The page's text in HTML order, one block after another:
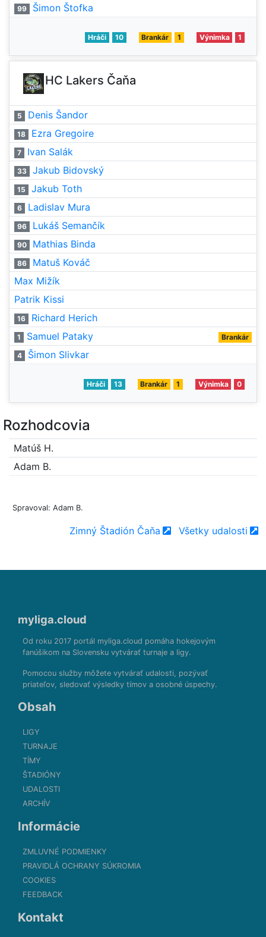
99 Šimon Štofka
Hráči 10 Brankár 1 Výnimka 1
HC Lakers Čaňa
5 Denis Šandor
18 Ezra Gregoire
7 Ivan Salák
33 Jakub Bidovský
15 Jakub Toth
6 Ladislav Mura
96 Lukáš Semančík
90 Mathias Binda
86
Matuš Kováč
Max Mižík
Patrik Kissi
16 Richard Herich
1 Samuel Pataky Brankár
4 Šimon Slivkar
Hráči 13 Brankár 1 Výnimka 0
Rozhodcovia
Matúš H.
Adam B.
Spravoval: Adam B.
Zimný Štadión Čaňa Všetky udalosti
myliga.cloud
Od roku 2017 portál myliga.cloud pomáha hokejovým
fanúšikom na Slovensku vytvárať turnaje a ligy.
Pomocou služby môžete vytvárať udalosti, pozývať
priateľov, sledovať výsledky tímov a osobné úspechy.
Obsah
LIGY
TURNAJE
TÍMY
ŠTADIÓNY
UDALOSTI
ARCHÍV
Informácie
ZMLUVNÉ PODMIENKY
PRAVIDLÁ OCHRANY SÚKROMIA
COOKIES
FEEDBACK
Kontakt